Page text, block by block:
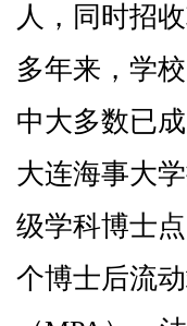
人，同时招
多年来，学
中大多数已
大连海事大
级学科博士点
个博士后流